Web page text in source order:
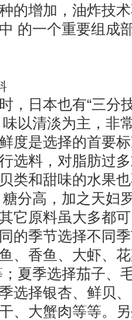
的增加，油炸技
的一个重要组成
日本也有“三分
以清淡为主，非
度是选择的首要
选料，对脂肪过
类和甜味的水果
分高，加之天妇
它原料虽大多都
的季节选择不同
、香鱼、大虾、
夏季选择茄子、
选择银杏、鲜贝
、大蟹肉等等。